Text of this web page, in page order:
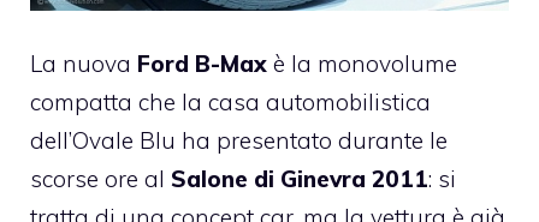
La nuova Ford B-Max è la monovolume
compatta che la casa automobilistica
dell’Ovale Blu ha presentato durante le
scorse ore al Salone di Ginevra 2011: si